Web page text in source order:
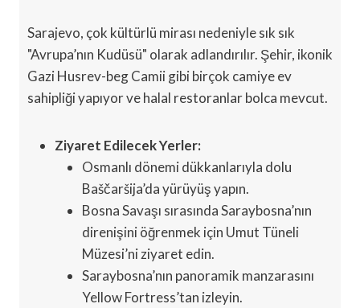
Sarajevo, çok kültürlü mirası nedeniyle sık sık
"Avrupa’nın Kudüsü" olarak adlandırılır. Şehir, ikonik
Gazi Husrev-beg Camii gibi birçok camiye ev
sahipliği yapıyor ve halal restoranlar bolca mevcut.
Ziyaret Edilecek Yerler:
Osmanlı dönemi dükkanlarıyla dolu
Baščaršija’da yürüyüş yapın.
Bosna Savaşı sırasında Saraybosna’nın
direnişini öğrenmek için Umut Tüneli
Müzesi’ni ziyaret edin.
Saraybosna’nın panoramik manzarasını
Yellow Fortress’tan izleyin.